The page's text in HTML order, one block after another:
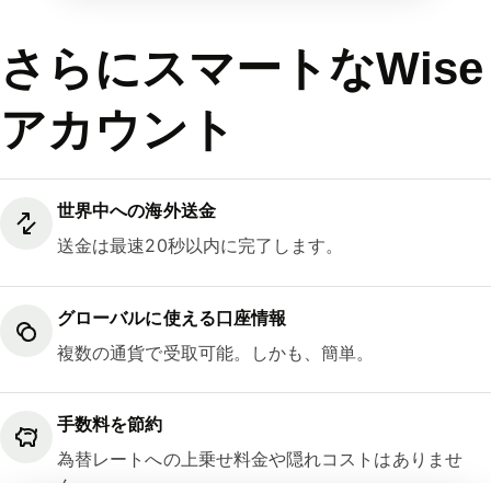
さらにスマートなWise
アカウント
世界中への海外送金
送金は最速20秒以内に完了します。
グローバルに使える口座情報
複数の通貨で受取可能。しかも、簡単。
手数料を節約
為替レートへの上乗せ料金や隠れコストはありませ